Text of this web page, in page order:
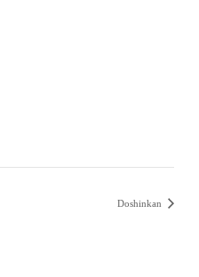
Doshinkan